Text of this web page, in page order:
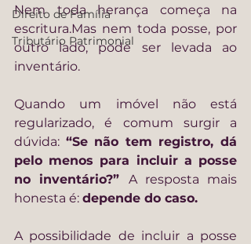
Direito de Família
Tributário Patrimonial
Nem toda herança começa na
escritura.Mas nem toda posse, por
outro lado, pode ser levada ao
inventário.
Quando um imóvel não está
regularizado, é comum surgir a
dúvida: “Se não tem registro, dá
pelo menos para incluir a posse
no inventário?” A resposta mais
honesta é: depende do caso.
A possibilidade de incluir a posse